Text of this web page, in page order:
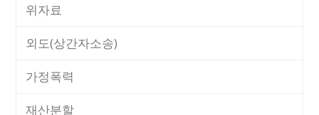
위자료
외도(상간자소송)
가정폭력
재산분할